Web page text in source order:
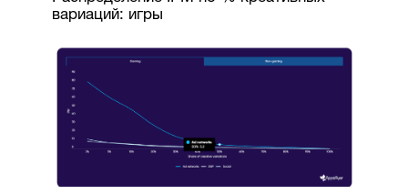
вариаций: игры